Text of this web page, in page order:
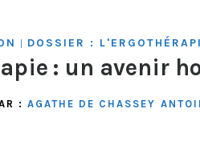
| DOSSIER :
: un avenir
: AGATHE DE CHASSEY